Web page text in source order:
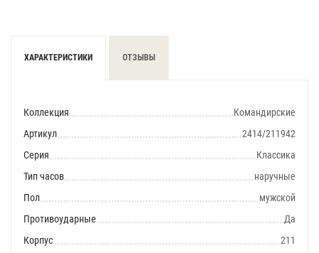
ХАРАКТЕРИСТИКИ ОТЗЫВЫ
Коллекция
Командирские
Артикул
2414/211942
Серия
Классика
Тип часов
наручные
Пол
мужской
Противоударные
Да
Корпус
211